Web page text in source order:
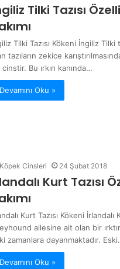
Tilki Tazısı
Tilki Tazısı Kökeni İngiliz Tilki
tazıların zekice
cinstir. Bu ırkın kanında…
Devamını Oku »
Köpek Cinsleri 24 Şubat 2018
Kurt Tazısı
Kurt Tazısı Kökeni İrlandalı
ailesine ait olan bir
zamanlara dayanmaktadır.
Devamını Oku »